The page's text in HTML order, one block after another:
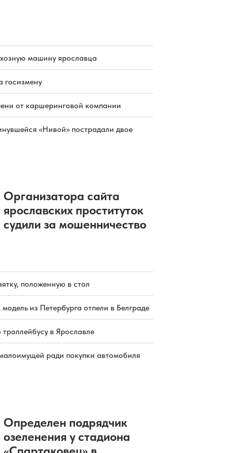
на дежурство в Ярославле
06.08.2026 17:05|ОБЩЕСТВО
В России вырос объем выдачи
ипотеки
машину ярославца
госизмену
от каршеринговой компании
«Нивой» пострадали двое
Организатора сайта
ярославских проституток
судили за мошенничество
положенную в стол
из Петербурга отпели в Белграде
троллейбусу в Ярославле
ради покупки автомобиля
Определен подрядчик
озеленения у стадиона